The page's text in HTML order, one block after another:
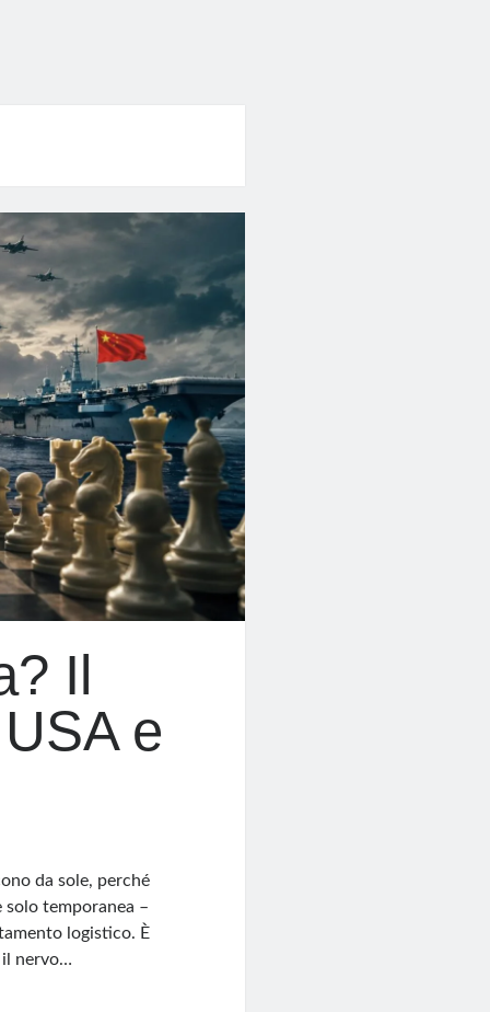
Il
e
da sole, perché
solo temporanea –
logistico. È
il nervo…